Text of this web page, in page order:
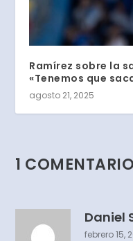
Ramírez sobre la
«Tenemos que
agosto 21, 2025
1 COMENTARIO
Daniel
febrero 15,